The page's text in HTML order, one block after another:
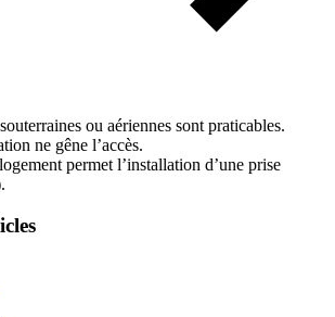
ou aériennes sont praticables.
ne gêne l’accès.
permet l’installation d’une prise